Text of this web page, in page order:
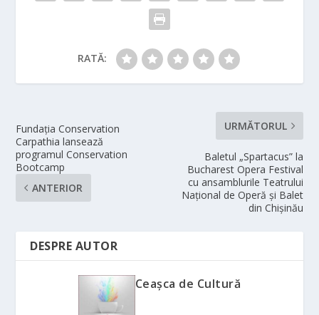
RATĂ:
Fundația Conservation
Carpathia lansează
programul Conservation
Bootcamp
ANTERIOR
URMĂTORUL
Baletul „Spartacus” la
Bucharest Opera Festival
cu ansamblurile Teatrului
Național de Operă și Balet
din Chișinău
DESPRE AUTOR
Ceașca de Cultură